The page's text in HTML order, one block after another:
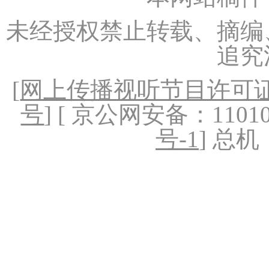
未经授权禁止转载、摘
追
[网上传播视听节目许可
号] [ 京公网安备：
号-1] 总机